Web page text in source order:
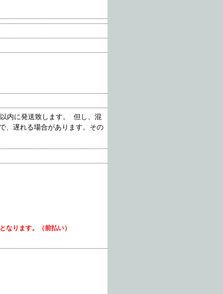
内に発送致します。 但し、混
、遅れる場合があります。その
なります。（前払い）